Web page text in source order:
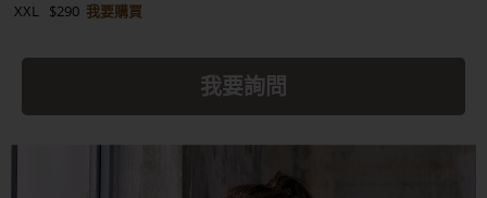
XXL $290 我要購買
我要詢問